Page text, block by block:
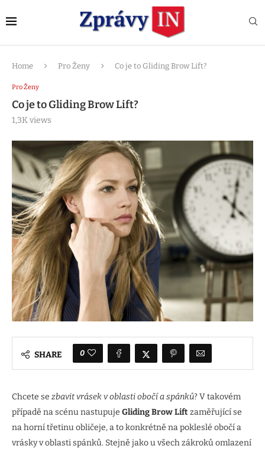
Home Pro Ženy Co je to Gliding Brow Lift?
Pro Ženy
Co je to Gliding Brow Lift?
1,3Kviews
SHARE 0
Chcete se zbavit vrásek v oblasti obočí a spánků? V takovém
případě na scénu nastupuje Gliding Brow Liftzaměřující se
na horní třetinu obličeje, a to konkrétně na pokleslé obočí a
vrásky v oblasti spánků. Stejně jako u všech zákroků omlazení